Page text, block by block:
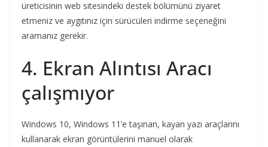
üreticisinin web sitesindeki destek bölümünü ziyaret
etmeniz ve aygıtınız için sürücüleri indirme seçeneğini
aramanız gerekir.
4. Ekran Alıntısı Aracı
çalışmıyor
Windows 10, Windows 11’e taşınan, kayan yazı araçlarını
kullanarak ekran görüntülerini manuel olarak